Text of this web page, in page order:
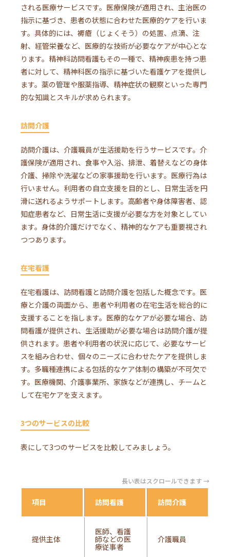
される医療サービスです。医療保険が適用され、主治医の
指示に基づき、患者の状態に合わせた医療的ケアを行いま
す。具体的には、褥瘡（じょくそう）の処置、点滴、注
射、経管栄養など、医療的な技術が必要なケアが中心とな
ります。精神科訪問看護もその一種で、精神疾患を持つ患
者に対して、精神科医の指示に基づいた看護ケアを提供し
ます。薬の管理や服薬指導、精神症状の観察といった専門
的な知識とスキルが求められます。
訪問介護
訪問介護は、介護職員が生活援助を行うサービスです。介
護保険が適用され、食事や入浴、排泄、着替えなどの身体
介護、掃除や洗濯などの家事援助を行います。医療行為は
行いません。利用者の自立支援を目的とし、日常生活を円
滑に送れるようサポートします。高齢者や身体障害者、認
知症患者など、日常生活に支援が必要な方を対象としてい
ます。身体的介護だけでなく、精神的なケアも重要視され
つつあります。
在宅看護
在宅看護は、訪問看護と訪問介護を包括した概念です。医
療と介護の両面から、患者や利用者の在宅生活を総合的に
支援することを指します。医療的なケアが必要な場合、訪
問看護が提供され、生活援助が必要な場合は訪問介護が提
供されます。患者や利用者の状況に応じて、必要なサービ
スを組み合わせ、個々のニーズに合わせたケアを提供しま
す。多職種連携による包括的なケア体制の構築が不可欠で
す。医療機関、介護事業所、家族などが連携し、チームと
して在宅ケアを支えます。
3つのサービスの比較
表にして3つのサービスを比較してみましょう。
長い表はスクロールできます →
項目 訪問看護 訪問介護
提供主体
医師、看護
師などの医
療従事者
介護職員